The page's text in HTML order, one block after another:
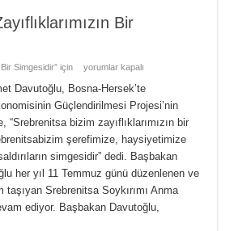
Bir
Simgesidir” için yorumlar kapalı
Davutoğlu, Bosna-Hersek’te
Güçlendirilmesi Projesi’nin
“Srebrenitsa bizim zayıflıklarımızın bir
şerefimize, haysiyetimize
simgesidir” dedi. Başbakan
her yıl 11 Temmuz günü düzenlenen ve
Srebrenitsa Soykırımı Anma
ediyor. Başbakan Davutoğlu,